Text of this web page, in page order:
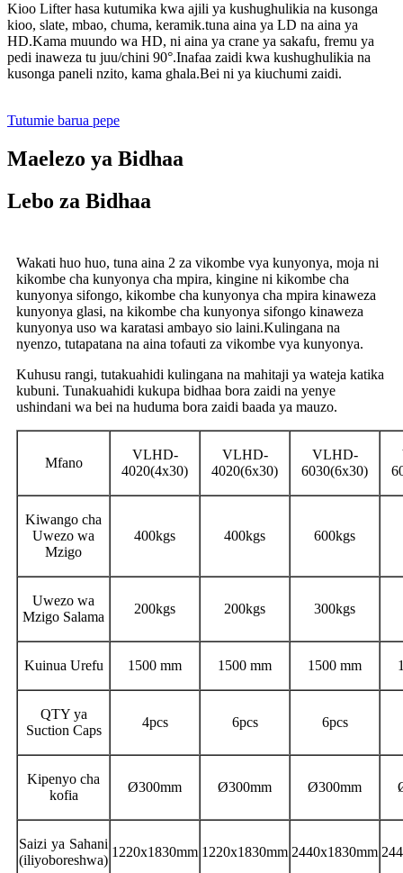
Kioo Lifter hasa kutumika kwa ajili ya kushughulikia na kusonga
kioo, slate, mbao, chuma, keramik.tuna aina ya LD na aina ya
HD.Kama muundo wa HD, ni aina ya crane ya sakafu, fremu ya
pedi inaweza tu juu/chini 90°.Inafaa zaidi kwa kushughulikia na
kusonga paneli nzito, kama ghala.Bei ni ya kiuchumi zaidi.
Tutumie barua pepe
Maelezo ya Bidhaa
Lebo za Bidhaa
Wakati huo huo, tuna aina 2 za vikombe vya kunyonya, moja ni
kikombe cha kunyonya cha mpira, kingine ni kikombe cha
kunyonya sifongo, kikombe cha kunyonya cha mpira kinaweza
kunyonya glasi, na kikombe cha kunyonya sifongo kinaweza
kunyonya uso wa karatasi ambayo sio laini.Kulingana na
nyenzo, tutapatana na aina tofauti za vikombe vya kunyonya.
Kuhusu rangi, tutakuahidi kulingana na mahitaji ya wateja katika
kubuni. Tunakuahidi kukupa bidhaa bora zaidi na yenye
ushindani wa bei na huduma bora zaidi baada ya mauzo.
Mfano
VLHD-
4020(4x30)
VLHD-
4020(6x30)
VLHD-
6030(6x30)
Kiwango cha
Uwezo wa
Mzigo
400kgs 400kgs 600kgs
Uwezo wa
Mzigo Salama
200kgs 200kgs 300kgs
Kuinua Urefu 1500 mm 1500 mm 1500 mm
QTY ya
Suction Caps
4pcs 6pcs 6pcs
Kipenyo cha
kofia
Ø300mm Ø300mm Ø300mm
Saizi ya Sahani
(iliyoboreshwa)
1220x1830mm 1220x1830mm 2440x1830mm